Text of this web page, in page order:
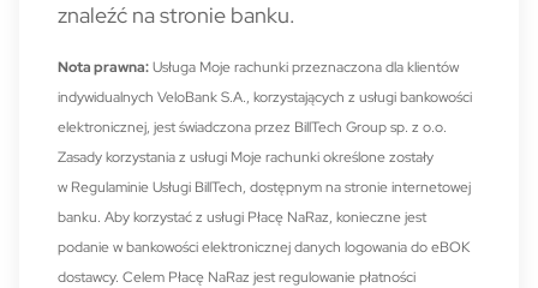
znaleźć na stronie banku.
Nota prawna: Usługa Moje rachunki przeznaczona dla klientów
indywidualnych VeloBank S.A., korzystających z usługi bankowości
elektronicznej, jest świadczona przez BillTech Group sp. z o.o.
Zasady korzystania z usługi Moje rachunki określone zostały
w Regulaminie Usługi BillTech, dostępnym na stronie internetowej
banku. Aby korzystać z usługi Płacę NaRaz, konieczne jest
podanie w bankowości elektronicznej danych logowania do eBOK
dostawcy. Celem Płacę NaRaz jest regulowanie płatności